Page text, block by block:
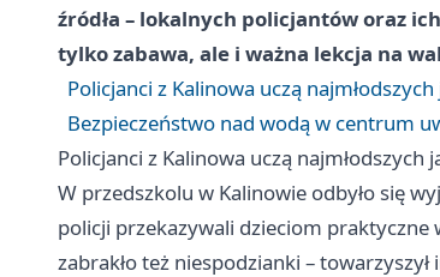
źródła – lokalnych policjantów oraz
tylko zabawa, ale i ważna lekcja na
Policjanci z Kalinowa uczą
Bezpieczeństwo nad wodą w centrum
Policjanci z Kalinowa uczą najmłodszych
W przedszkolu w Kalinowie odbyło się
policji przekazywali dzieciom praktyczne
zabrakło też niespodzianki –